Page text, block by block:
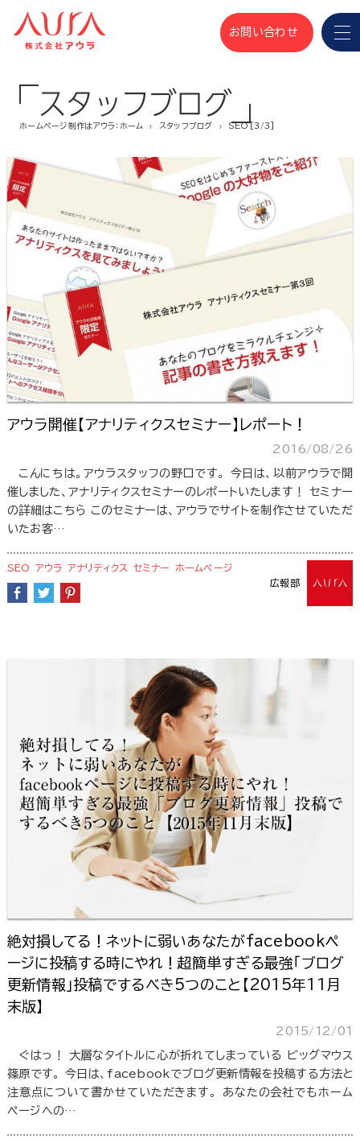
お問い合わせ
スタッフブログ
ホームページ制作はアウラ：ホーム スタッフブログ SEO [3/3]
アウラ開催【アナリティクスセミナー】レポート！
2016/08/26
こんにちは。アウラスタッフの野口です。 今日は、以前アウラで開
催しました、アナリティクスセミナーのレポートいたします！ セミナー
の詳細はこちら このセミナーは、アウラでサイトを制作させていただ
いたお客…
広報部
SEO アウラ アナリティクス セミナー ホームページ
絶対損してる！ネットに弱いあなたがfacebookペ
ージに投稿する時にやれ！超簡単すぎる最強「ブログ
更新情報」投稿でするべき5つのこと【2015年11月
末版】
2015/12/01
ぐはっ！ 大層なタイトルに心が折れてしまっている ビッグマウス
篠原です。 今日は、facebookでブログ更新情報を投稿する方法と
注意点について書かせていただきます。 あなたの会社でもホーム
ページへの…